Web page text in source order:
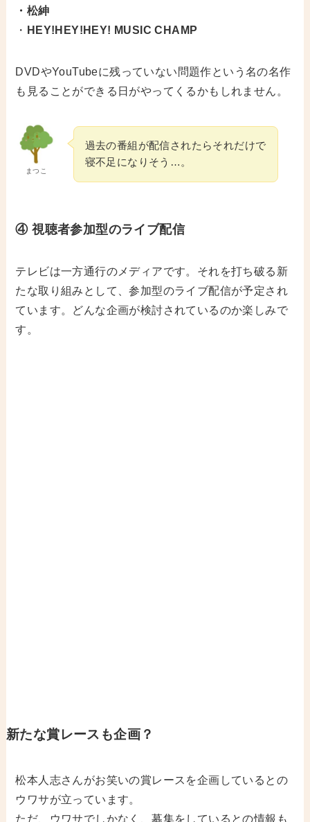
・松紳
・ HEY!HEY!HEY! MUSIC CHAMP
DVDやYouTubeに残っていない問題作という名の名作
も見ることができる日がやってくるかもしれません。
まつこ
過去の番組が配信されたらそれだけで
寝不足になりそう…。
④視聴者参加型のライブ配信
テレビは一方通行のメディアです。それを打ち破る新
たな取り組みとして、参加型のライブ配信が予定され
ています。どんな企画が検討されているのか楽しみで
す。
新たな賞レースも企画？
松本人志さんがお笑いの賞レースを企画しているとの
ウワサが立っています。
ただ、ウワサでしかなく、募集をしているとの情報も